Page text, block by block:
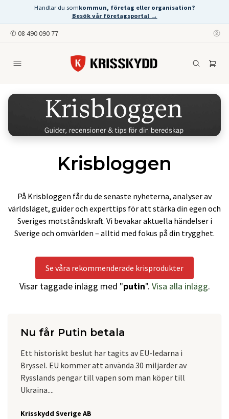
Handlar du somkommun, företag eller organisation?
Besök vår företagsportal →
✆ 08 490 090 77
Krisbloggen
På Krisbloggen får du de senaste nyheterna, analyser av
världsläget, guider och experttips för att stärka din egen och
Sveriges motståndskraft. Vi bevakar aktuella händelser i
Sverige och omvärlden – alltid med fokus på din trygghet.
Se våra rekommenderade krisprodukter
Visar taggade inlägg med "putin". Visa alla inlägg.
Nu får Putin betala
Ett historiskt beslut har tagits av EU-ledarna i
Bryssel. EU kommer att använda 30 miljarder av
Rysslands pengar till vapen som man köper till
Ukraina....
Krisskydd Sverige AB